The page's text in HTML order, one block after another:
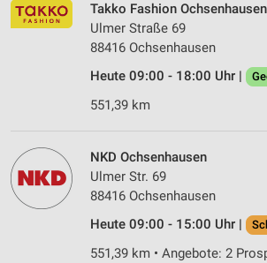
Takko Fashion Ochsenhausen
Ulmer Straße 69
88416 Ochsenhausen
Heute 09:00 - 18:00 Uhr |
551,39 km
NKD Ochsenhausen
Ulmer Str. 69
88416 Ochsenhausen
Heute 09:00 - 15:00 Uhr |
551,39 km • Angebote: 2